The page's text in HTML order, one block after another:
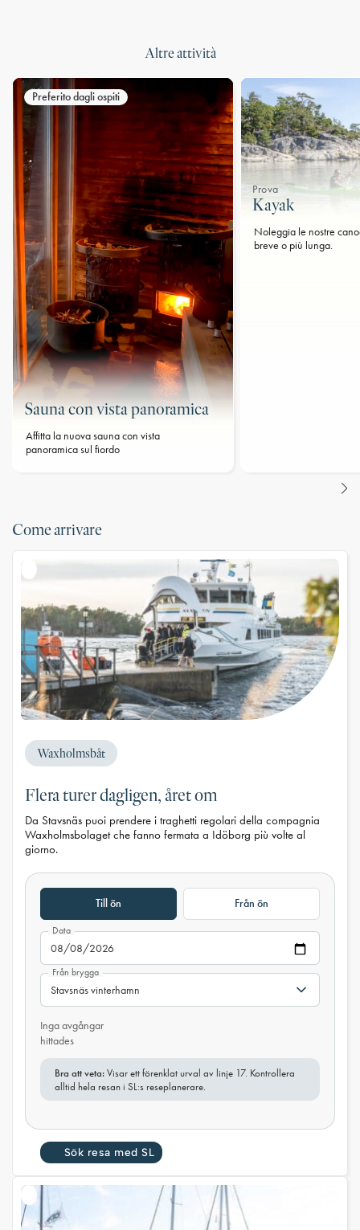
Altre attività
Preferito dagli ospiti
Sauna con vista panoramica
Affitta la nuova sauna con vista
panoramica sul fiordo
Prova
Kayak
Noleggia le nostre
breve o più lunga.
Come arrivare
Waxholmsbåt
Flera turer dagligen, året om
Da Stavsnäs puoi prendere i traghetti regolari della compagnia
Waxholmsbolaget che fanno fermata a Idöborg più volte al
giorno.
Till ön Från ön
Data
Från brygga
Inga avgångar
hittades
Bra att veta: Visar ett förenklat urval av linje 17. Kontrollera
alltid hela resan i SL:s reseplanerare.
Sök resa med SL